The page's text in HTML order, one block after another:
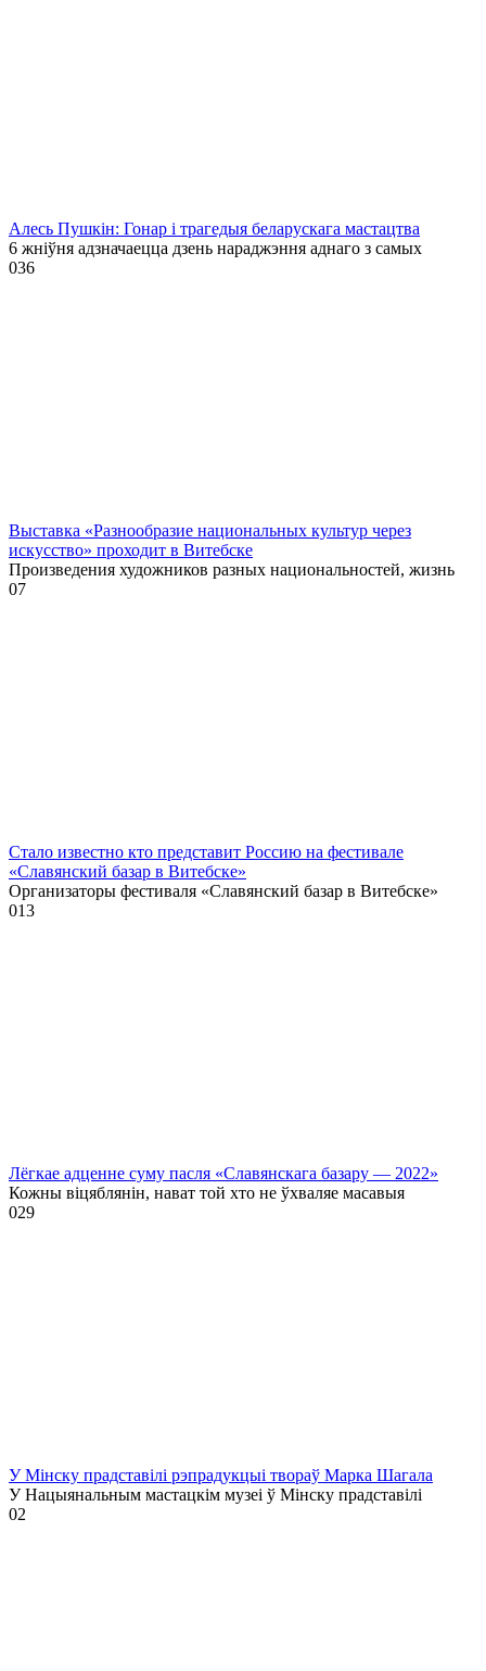
Алесь Пушкін: Гонар і трагедыя беларускага мастацтва
6 жніўня адзначаецца дзень нараджэння аднаго з самых
036
Выставка «Разнообразие национальных культур через
искусство» проходит в Витебске
Произведения художников разных национальностей, жизнь
07
Стало известно кто представит Россию на фестивале
«Славянский базар в Витебске»
Организаторы фестиваля «Славянский базар в Витебске»
013
Лёгкае адценне суму пасля «Славянскага базару — 2022»
Кожны віцяблянін, нават той хто не ўхваляе масавыя
029
У Мінску прадставілі рэпрадукцыі твораў Марка Шагала
У Нацыянальным мастацкім музеі ў Мінску прадставілі
02